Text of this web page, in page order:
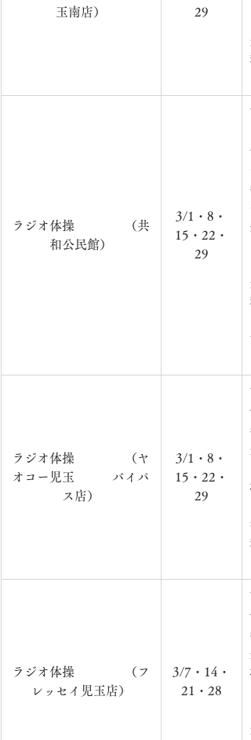
玉南店）
29
ラジオ体操　　　　（共
和公民館）
3/1・8・
15・22・
29
ラジオ体操　　　　（ヤ
オコー児玉　　　バイパ
ス店）
3/1・8・
15・22・
29
ラジオ体操　　　　（フ
レッセイ児玉店）
3/7・14・
21・28